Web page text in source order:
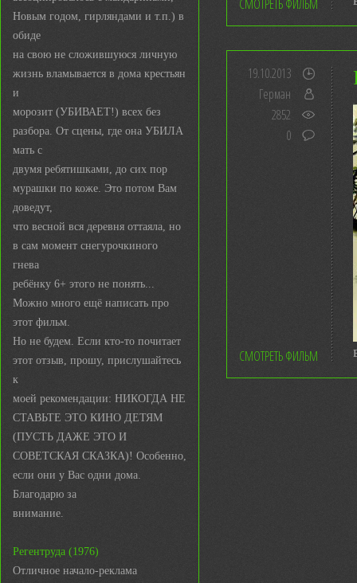
Новым годом, гирляндами и т.п.) в
обиде
на свою не сложившуюся личную
жизнь вламывается в дома крестьян
и
морозит (УБИВАЕТ!) всех без
разбора. От сцены, где она УБИЛА
мать с
двумя ребятишками, до сих пор
мурашки по коже. Это потом Вам
доведут,
что весной вся деревня оттаяла, но
в сам момент снегурочкиного
гнева
ребёнку 6+ этого не понять...
Можно много ещё написать про
этот фильм.
Но не будем. Если кто-то почитает
этот отзыв, прошу, прислушайтесь
к
моей рекомендации: НИКОГДА НЕ
СТАВЬТЕ ЭТО КИНО ДЕТЯМ
(ПУСТЬ ДАЖЕ ЭТО И
СОВЕТСКАЯ СКАЗКА)! Особенно,
если они у Вас одни дома.
Благодарю за
внимание.
Регентруда (1976)
Отличное начало-реклама
СМОТРЕТЬ ФИЛЬМ
19.10.2013
Герман
2852
0
СМОТРЕТЬ ФИЛЬМ